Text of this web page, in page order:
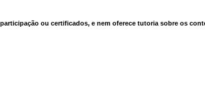
ou certificados, e nem oferece tutoria sobre os